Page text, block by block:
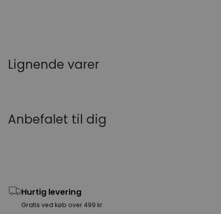
Lignende varer
Anbefalet til dig
Hurtig levering
Gratis ved køb over 499 kr.